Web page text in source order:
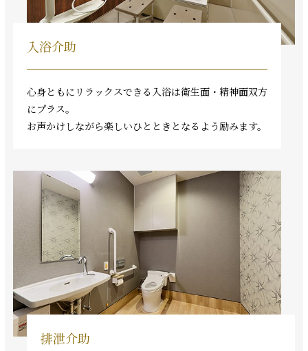
入浴介助
心身ともにリラックスできる入浴は衛生面・精神面双方
にプラス。
お声かけしながら楽しいひとときとなるよう励みます。
排泄介助